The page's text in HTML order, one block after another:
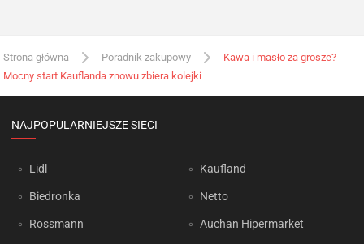
Strona główna Poradnik zakupowy
Kawa i masło za grosze?
Mocny start Kauflanda znowu zbiera kolejki
NAJPOPULARNIEJSZE SIECI
Lidl
Biedronka
Rossmann
Kaufland
Netto
Auchan Hipermarket